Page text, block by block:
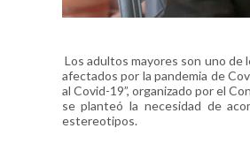
Los adultos mayores son uno de
afectados por la pandemia de
al Covid-19”, organizado por el
se planteó la necesidad de
estereotipos.